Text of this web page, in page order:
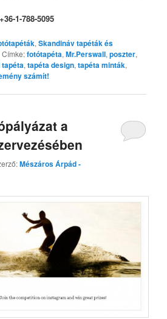
1-788-5095
,Skandináv tapéták és
Címke:fotótapéta,Mr.Perswall,poszter,
,tapéta design,tapéta minták,
számít!
a
Mészáros Árpád -